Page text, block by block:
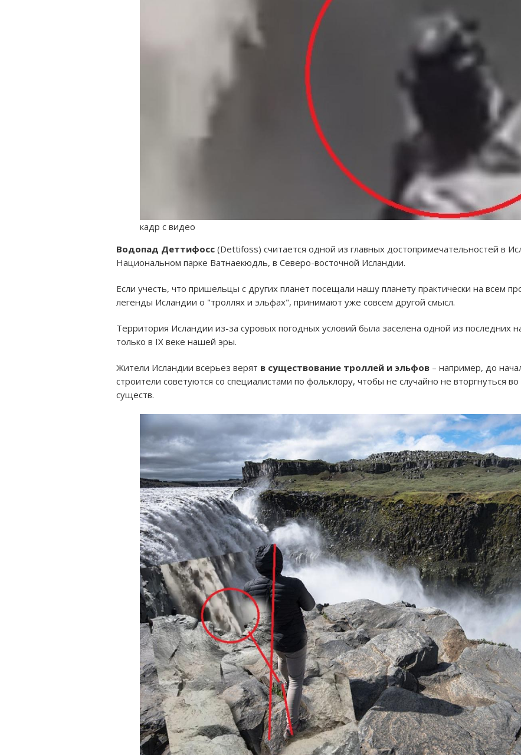
кадр с видео
Водопад Деттифосс (Dettifoss) считается одной из главных достопримечательностей в
Национальном парке Ватнаекюдль, в Северо-восточной Исландии.
Если учесть, что пришельцы с других планет посещали нашу планету практически на всем
легенды Исландии о "троллях и эльфах", принимают уже совсем другой смысл.
Территория Исландии из-за суровых погодных условий была заселена одной из последних
только в IX веке нашей эры.
Жители Исландии всерьез верят в существование троллей и эльфов – например, до
строители советуются со специалистами по фольклору, чтобы не случайно не вторгнуться
существ.